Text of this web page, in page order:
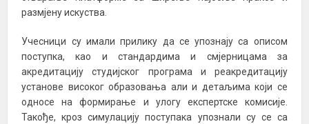
размјену искуства.
Учесници су имали прилику да се упознају са описом
поступка, као и стандардима и смјерницама за
акредитацију студијског програма и реакредитацију
установе високог образовања али и детаљима који се
односе на формирање и улогу експертске комисије.
Такође, кроз симулацију поступака упознали су се са